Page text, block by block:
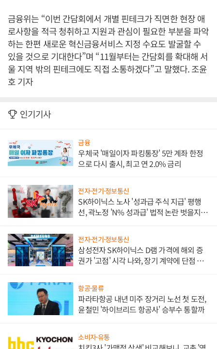
금융위는 “이번 간담회에서 개별 핀테크가 직면한 현장 애
로사항을 적극 청취하고 지원과 관심이 필요한 부분을 파악
하는 한편 새로운 혁신금융서비스 지정 수요도 발굴할 수
있을 것으로 기대한다”며 “11월부터는 간담회를 확대해 서
울 지역 밖의 핀테크에도 직접 소통하겠다”고 말했다. 조윤
호 기자
인기기사
금융
우체국 '매일이자 파킹통장' 5만 계좌 한정
으로 다시 출시, 최고 연 2.0% 금리
전자·전기·정보통신
SK하이닉스 노사 '성과급 주식 지급' 평행
선, 곽노정 'N% 성과급' 법적 논란 벗을지 주
전자·전기·정보통신
삼성전자 SK하이닉스 D램 가격에 해외 증
권가 '고점' 시각 나와, 장기 계약에 단점 부
항공·물류
파라타항공 내년 미주 장거리 노선 첫 도전,
윤철민 '하이브리드 항공사' 승부수 통할까
소비자·유통